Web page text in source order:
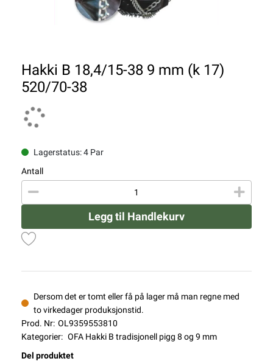
Hakki B 18,4/15-38 9 mm (k 17)
520/70-38
Lagerstatus: 4 Par
Antall
Legg til Handlekurv
Dersom det er tomt eller få på lager må man regne med
to virkedager produksjonstid.
Prod. Nr: OL9359553810
Kategorier: OFA Hakki B tradisjonell pigg 8 og 9 mm
Del produktet